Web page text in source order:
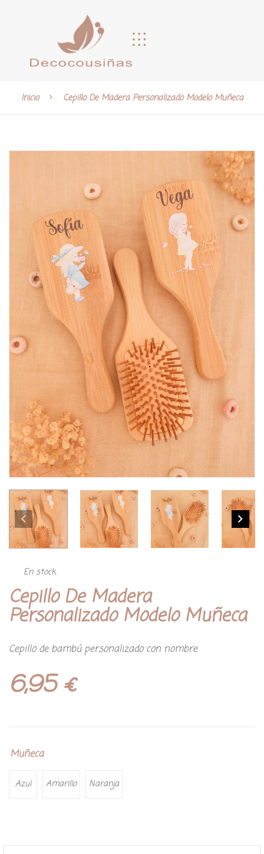
Inicio Cepillo De Madera Personalizado Modelo Muñeca
En stock
Cepillo De Madera
Personalizado Modelo Muñeca
Cepillo de bambú personalizado con nombre
6,95€
Muñeca
Azul Amarillo Naranja